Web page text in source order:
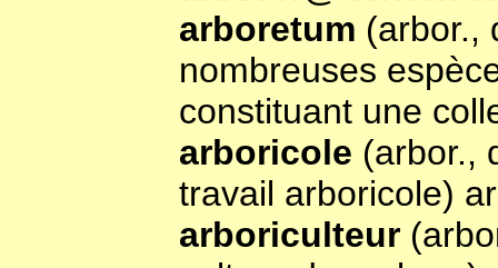
arboretum (arbor.,
nombreuses
constituant une
arboricole (arbor.,
travail arboricole)
arboriculteur